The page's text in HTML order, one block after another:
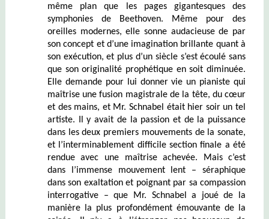
même plan que les pages gigantesques des
symphonies de Beethoven. Même pour des
oreilles modernes, elle sonne audacieuse de par
son concept et d’une imagination brillante quant à
son exécution, et plus d’un siècle s’est écoulé sans
que son originalité prophétique en soit diminuée.
Elle demande pour lui donner vie un pianiste qui
maîtrise une fusion magistrale de la tête, du cœur
et des mains, et Mr. Schnabel était hier soir un tel
artiste. Il y avait de la passion et de la puissance
dans les deux premiers mouvements de la sonate,
et l’interminablement difficile section finale a été
rendue avec une maîtrise achevée. Mais c’est
dans l’immense mouvement lent – séraphique
dans son exaltation et poignant par sa compassion
interrogative – que Mr. Schnabel a joué de la
manière la plus profondément émouvante de la